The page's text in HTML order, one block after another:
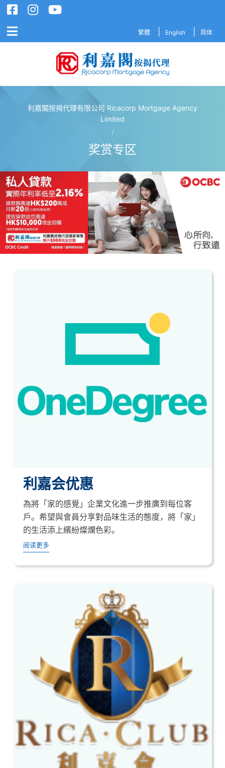
繁體 English 简体
利嘉閣按揭代理有限公司 Ricacorp Mortgage Agency
Limited
/
奖赏专区
利嘉会优惠
為將「家的感覺」企業文化進一步推廣到每位客
戶。希望與會員分享對品味生活的態度，將「家」
的生活添上繽紛燦爛色彩。
阅读更多